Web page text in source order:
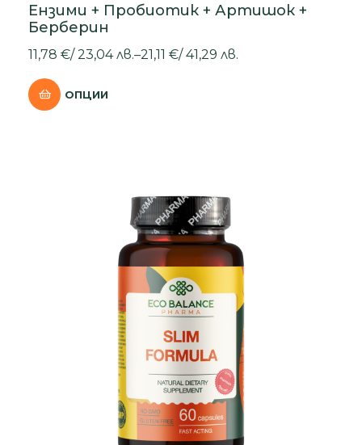
Ензими + Пробиотик + Артишок +
Берберин
11,78 €/23,04лв.–21,11 €/41,29 лв.
ОПЦИИ